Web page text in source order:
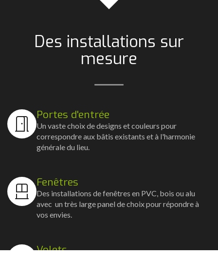
Des installations sur
mesure
Portes d'entrée
Un vaste choix de designs et couleurs pour
correspondre aux bâtis existants et à l'harmonie
générale du lieu.
Fenêtres
Des installations de fenêtres en PVC, bois ou alu
avec un très large panel de choix pour répondre à
vos envies.
Volets